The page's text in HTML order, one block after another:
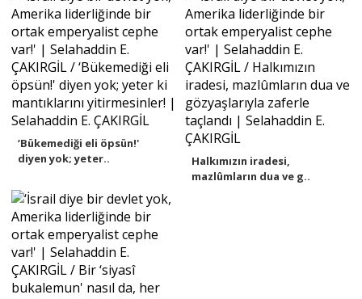
‘Bükemediği eli öpsün!'
diyen yok; yeter..
Halkımızın iradesi,
mazlûmların dua ve g..